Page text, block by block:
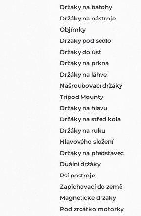
Držáky na batohy
Držáky na nástroje
Objímky
Držáky pod sedlo
Držáky do úst
Držáky na prkna
Držáky na láhve
Našroubovací držáky
Tripod Mounty
Držáky na hlavu
Držáky na střed kola
Držáky na ruku
Hlavového složení
Držáky na představec
Duální držáky
Psí postroje
Zapichovací do země
Magnetické držáky
Pod zrcátko motorky